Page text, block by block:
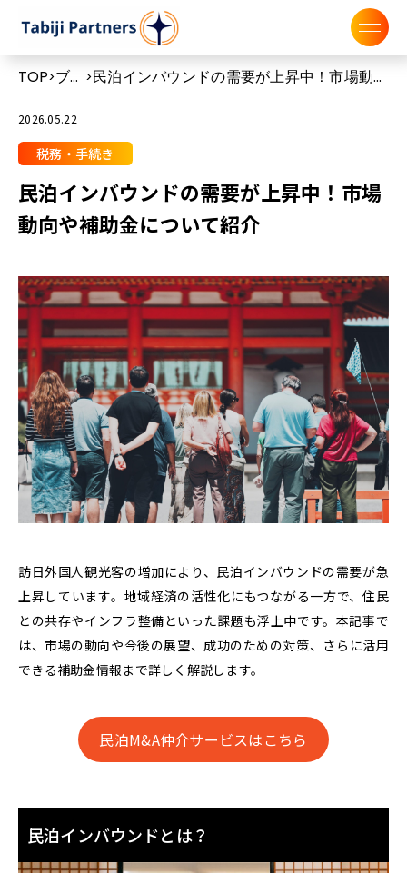
TOP>ブロ >民泊インバウンドの需要が上昇中！市場動向
2026.05.22
税務・手続き
民泊インバウンドの需要が上昇中！市場
動向や補助金について紹介
訪日外国人観光客の増加により、民泊インバウンドの需要が急
上昇しています。地域経済の活性化にもつながる一方で、住民
との共存やインフラ整備といった課題も浮上中です。本記事で
は、市場の動向や今後の展望、成功のための対策、さらに活用
できる補助金情報まで詳しく解説します。
民泊M&A仲介サービスはこちら
民泊インバウンドとは？